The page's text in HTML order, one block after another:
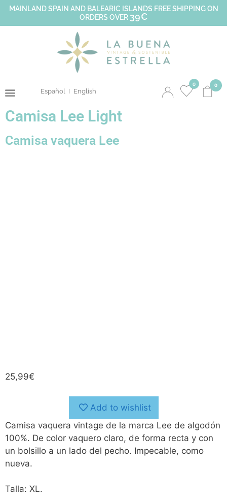
MAINLAND SPAIN AND BALEARIC ISLANDS FREE SHIPPING ON
ORDERS OVER 39€
Español English
0 0
Camisa Lee Light
Camisa vaquera Lee
25,99€
Add to wishlist
Camisa vaquera vintage de la marca Lee de algodón
100%. De color vaquero claro, de forma recta y con
un bolsillo a un lado del pecho. Impecable, como
nueva.
Talla: XL.